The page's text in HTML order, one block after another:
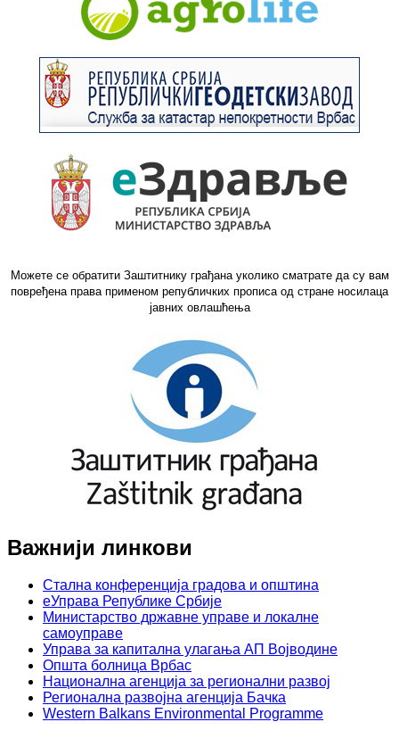
Можете се обратити Заштитнику грађана уколико сматрате да су вам
повређена права применом републичких прописа од стране носилаца
јавних овлашћења
Важнији линкови
Стална конференција градова и општина
еУправа Републике Србије
Министарство државне управе и локалне
самоуправе
Управа за капитална улагања АП Војводине
Општа болница Врбас
Национална агенција за регионални развој
Регионална развојна агенција Бачка
Western Balkans Environmental Programme